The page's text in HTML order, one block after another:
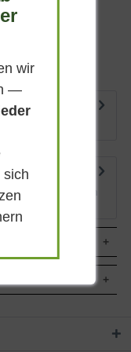
verfügbar
Fragen zu diesem
wir
—
sich